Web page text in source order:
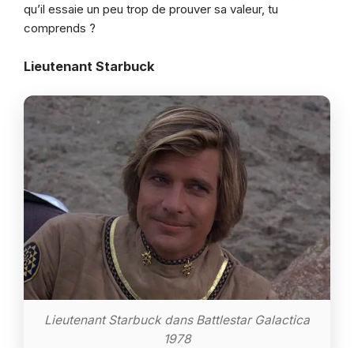
qu’il essaie un peu trop de prouver sa valeur, tu
comprends ?
Lieutenant Starbuck
Lieutenant Starbuck dans Battlestar Galactica
1978